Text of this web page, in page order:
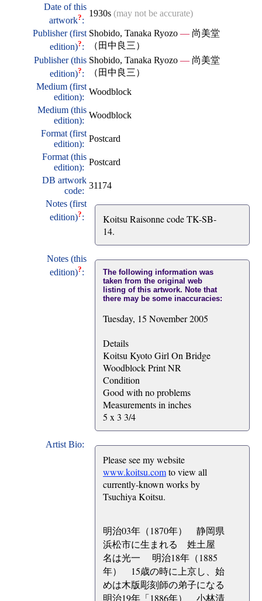
Date of this
artwork?:
1930s (may not be accurate)
Publisher (first
edition)?:
Shobido, Tanaka Ryozo — 尚美堂
（田中良三）
Publisher (this
edition)?:
Shobido, Tanaka Ryozo — 尚美堂
（田中良三）
Medium (first
edition):
Woodblock
Medium (this
edition):
Woodblock
Format (first
edition):
Postcard
Format (this
edition):
Postcard
DB artwork
code:
31174
Notes (first
edition)?:
Koitsu Raisonne code TK-SB-
14.
Notes (this
edition)?:
The following information was
taken from the original web
listing of this artwork. Note that
there may be some inaccuracies:
Tuesday, 15 November 2005
Details
Koitsu Kyoto Girl On Bridge
Woodblock Print NR
Condition
Good with no problems
Measurements in inches
5 x 3 3/4
Artist Bio:
Please see my website
www.koitsu.comto view all
currently-known works by
Tsuchiya Koitsu.
明治03年（1870年） 静岡県
浜松市に生まれる 姓土屋
名は光一 明治18年（1885
年） 15歳の時に上京し、始
めは木版彫刻師の弟子になる
明治19年「1886年） 小林清